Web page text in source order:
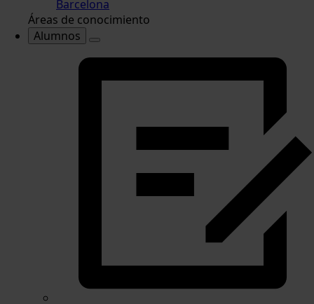
Barcelona
Áreas de conocimiento
Alumnos